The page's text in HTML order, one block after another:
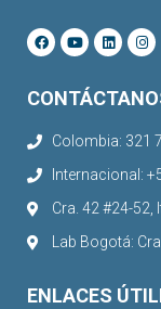
Colombia: 321
Internacional:
Cra. 42 #24-52,
Lab Bogotá:
ENLACES